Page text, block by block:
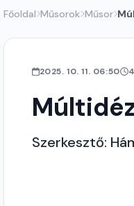
Főoldal Műsorok Műsor
2025. 10. 11. 06:50
Szerkesztő: